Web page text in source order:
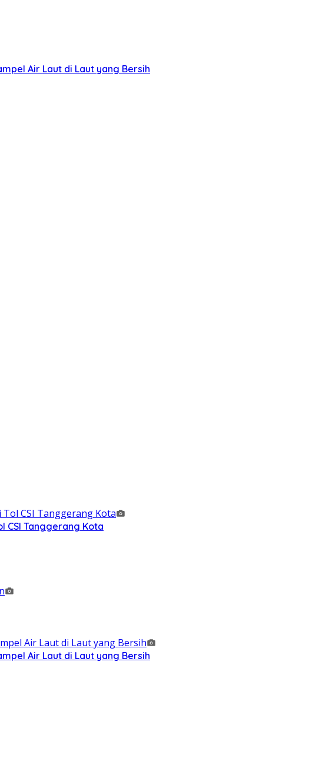
Air Laut di Laut yang Bersih
CSI Tanggerang Kota
Air Laut di Laut yang Bersih